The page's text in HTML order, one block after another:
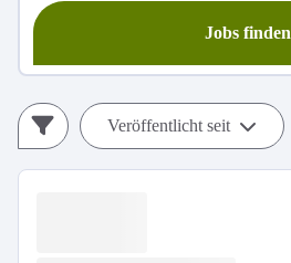
Jobs finden
Veröffentlicht seit